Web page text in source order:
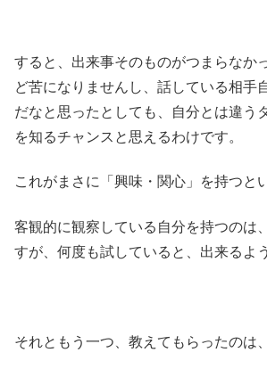
すると、出来事そのものがつまらなか
ど苦になりませんし、話している相手
だなと思ったとしても、自分とは違う
を知るチャンスと思えるわけです。
これがまさに「興味・関心」を持つと
客観的に観察している自分を持つのは
すが、何度も試していると、出来るよ
それともう一つ、教えてもらったのは、